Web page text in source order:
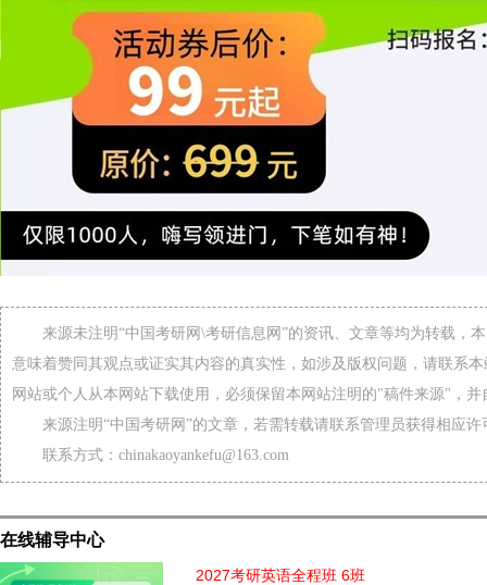
来源未注明“中国考研网\考研信息网”的资讯、文章等均为转载，
意味着赞同其观点或证实其内容的真实性，如涉及版权问题，请联系
网站或个人从本网站下载使用，必须保留本网站注明的"稿件来源"，
来源注明“中国考研网”的文章，若需转载请联系管理员获得相应许
联系方式：chinakaoyankefu@163.com
在线辅导中心
2027考研英语全程班 6班